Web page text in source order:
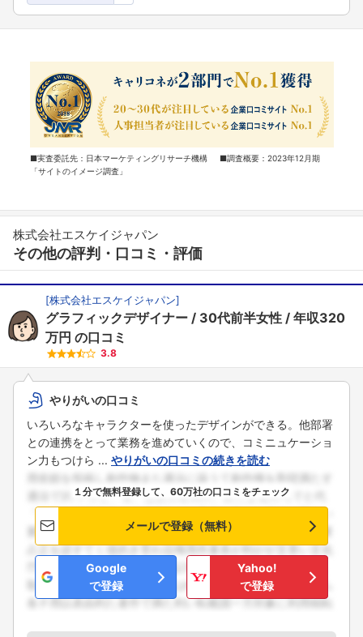
■実査委託先：日本マーケティングリサーチ機構 ■調査概要：2023年12月期
「サイトのイメージ調査」
株式会社エスケイジャパン
その他の評判・口コミ・評価
[株式会社エスケイジャパン]
グラフィックデザイナー 30代前半女性
年収320
万円 の口コミ
3.8
やりがいの口コミ
いろいろなキャラクターを使ったデザインができる。他部署
との連携をとって業務を進めていくので、コミニュケーショ
ン力もつけら ... やりがいの口コミの続きを読む
１分で無料登録して、60万社の口コミをチェック
メールで登録（無料）
Google
で登録
Yahoo!
で登録